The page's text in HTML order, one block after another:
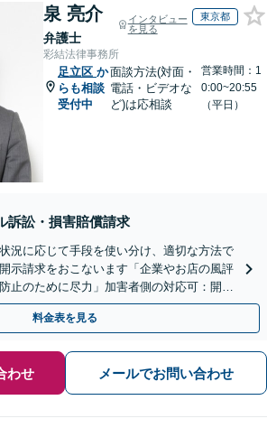
泉 亮介
弁護士
インタビュー
を見る
東京都
彩結法律事務所
足立区 か
らも相談
受付中
面談方法(対面・
電話・ビデオな
ど)は応相談
営業時間：1
0:00~20:55
（平日）
訴訟・損害賠償請求
況に応じて手段を使い分け、適切な方法で
示請求をおこないます「企業やお店の風評
止のために尽力」加害者側の対応可：開示
の対処法、被害者との示談交渉
料金表を見る
わせ メールでお問い合わせ